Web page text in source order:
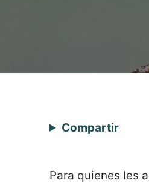
Compartir
Para quienes les